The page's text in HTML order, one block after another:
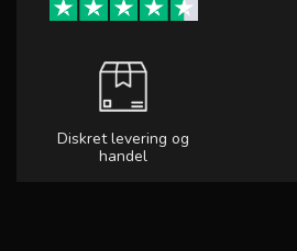
Diskret levering og
handel